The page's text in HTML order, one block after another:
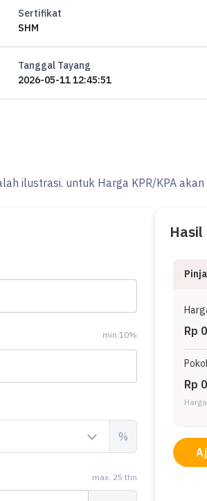
Sertifikat
SHM
Tanggal Tayang
2026-05-11 12:45:51
ilustrasi. untuk Harga KPR/KPA
min 10%
%
max. 25 thn
Hasil
Rp 0
Rp 0